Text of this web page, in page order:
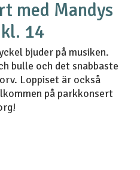
med Mandys
14
bjuder på musiken.
bulle och det snabbaste
Loppiset är också
på parkkonsert